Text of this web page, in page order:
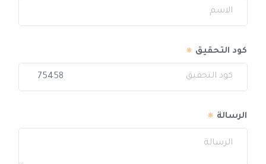
كود التحقيق
75458
الرسالة